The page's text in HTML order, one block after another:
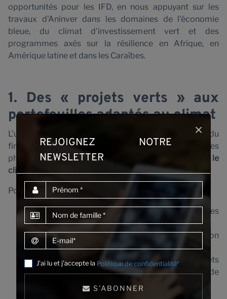
opportunités pour les IFD, en nous appuyant sur les
travaux d'Aninver dans les domaines de l'économie
bleue, du climat d'investissement vert et des
programmes axés sur la résilience en Afrique, en
Amérique latine et dans les Caraïbes.
1. Des « projets verts » aux
portefeuilles adaptés au climat
L'une des tendances les plus claires est le passage du
financement d'une poignée de projets écologiques
phares à l'alignement de portefeuilles entiers sur le
climat
Pour les DFI, cela signifie :
Analyser toutes les opérations en fonction des
risques et des impacts climatiques.
Fixer des objectifs d'atténuation et d'adaptation
au niveau du portefeuille.
Suppression progressive du soutien aux projets
incompatibles avec les objectifs de l'Accord de
REJOIGNEZ NOTRE
NEWSLETTER
×
Prénom
Nom de famille
E-mail
J'ai lu et j'accepte la Politique de confidentialité*
S'ABONNER